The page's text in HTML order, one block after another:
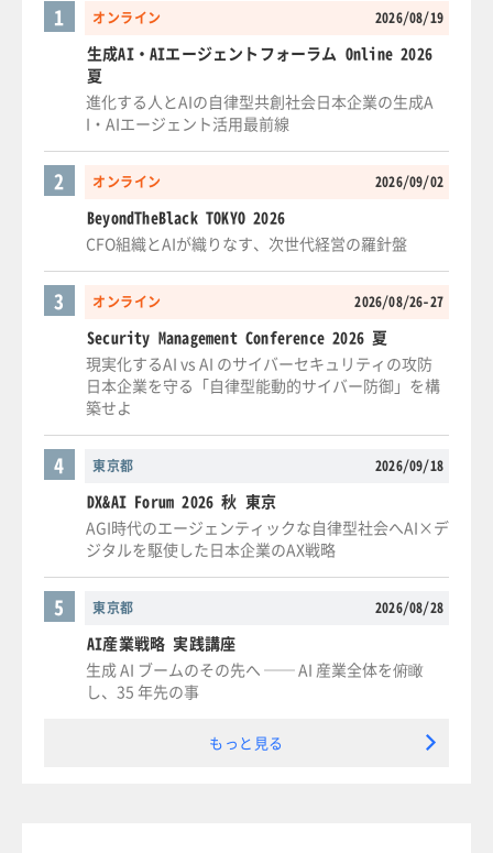
オンライン 2026/08/19
1
生成AI・AIエージェントフォーラム Online 2026
夏
進化する人とAIの自律型共創社会日本企業の生成A
I・AIエージェント活用最前線
オンライン 2026/09/02
2
BeyondTheBlack TOKYO 2026
CFO組織とAIが織りなす、次世代経営の羅針盤
オンライン 2026/08/26-27
3
Security Management Conference 2026 夏
現実化するAI vs AI のサイバーセキュリティの攻防
日本企業を守る「自律型能動的サイバー防御」を構
築せよ
東京都 2026/09/18
4
DX&AI Forum 2026 秋 東京
AGI時代のエージェンティックな自律型社会へAI×デ
ジタルを駆使した日本企業のAX戦略
東京都 2026/08/28
5
AI産業戦略 実践講座
生成 AI ブームのその先へ ── AI 産業全体を俯瞰
し、35 年先の事
もっと見る